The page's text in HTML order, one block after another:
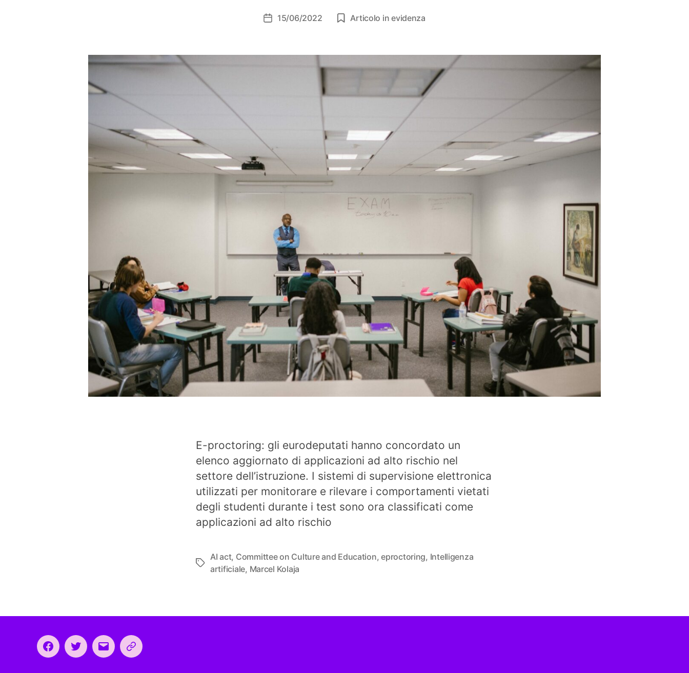
Data15/06/2022 Articolo in evidenza
E-proctoring: gli eurodeputati hanno concordato un
elenco aggiornato di applicazioni ad alto rischio nel
settore dell’istruzione. I sistemi di supervisione elettronica
utilizzati per monitorare e rilevare i comportamenti vietati
degli studenti durante i test sono ora classificati come
applicazioni ad alto rischio
Tag
AI act, Committee on Culture and Education,eproctoring, Intelligenza
artificiale, Marcel Kolaja
FacebookTwitterEmail CEEP